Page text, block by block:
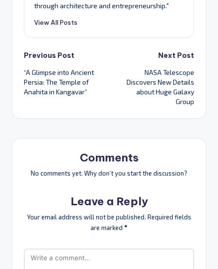
through architecture and entrepreneurship."
View All Posts
Post
navigation
Previous Post
“A Glimpse into Ancient
Persia: The Temple of
Anahita in Kangavar”
Next Post
NASA Telescope
Discovers New Details
about Huge Galaxy
Group
Comments
No comments yet. Why don’t you start the discussion?
Leave a Reply
Your email address will not be published. Required fields
are marked *